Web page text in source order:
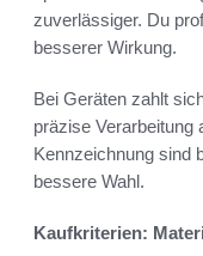
zuverlässiger. Du
besserer Wirkung.
Bei Geräten zahlt
präzise
Kennzeichnung sind
bessere Wahl.
Kaufkriterien: